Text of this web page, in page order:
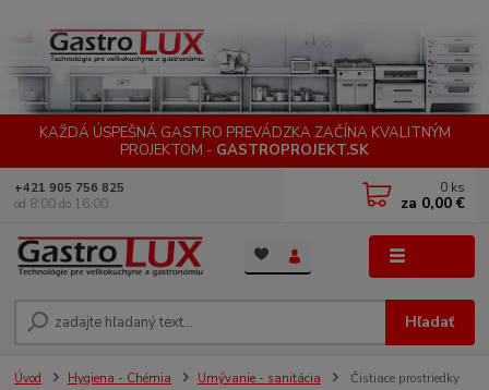
KAŽDÁ ÚSPEŠNÁ GASTRO PREVÁDZKA ZAČÍNA KVALITNÝM
PROJEKTOM - GASTROPROJEKT.SK
Hľadať
+421 905 756 825
od 8:00 do 16:00
0 ks
za 0,00 €
Úvod Hygiena - Chémia Umývanie - sanitácia Čistiace prostriedky